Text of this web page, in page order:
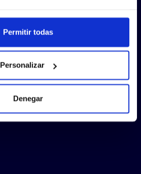
Permitir todas
Personalizar
Denegar